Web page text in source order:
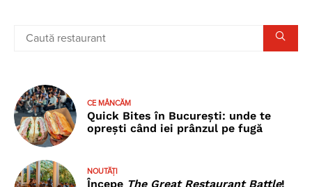
CE MÂNCĂM
Quick Bites în București: unde te
oprești când iei prânzul pe fugă
NOUTĂȚI
Începe The Great Restaurant Battle!